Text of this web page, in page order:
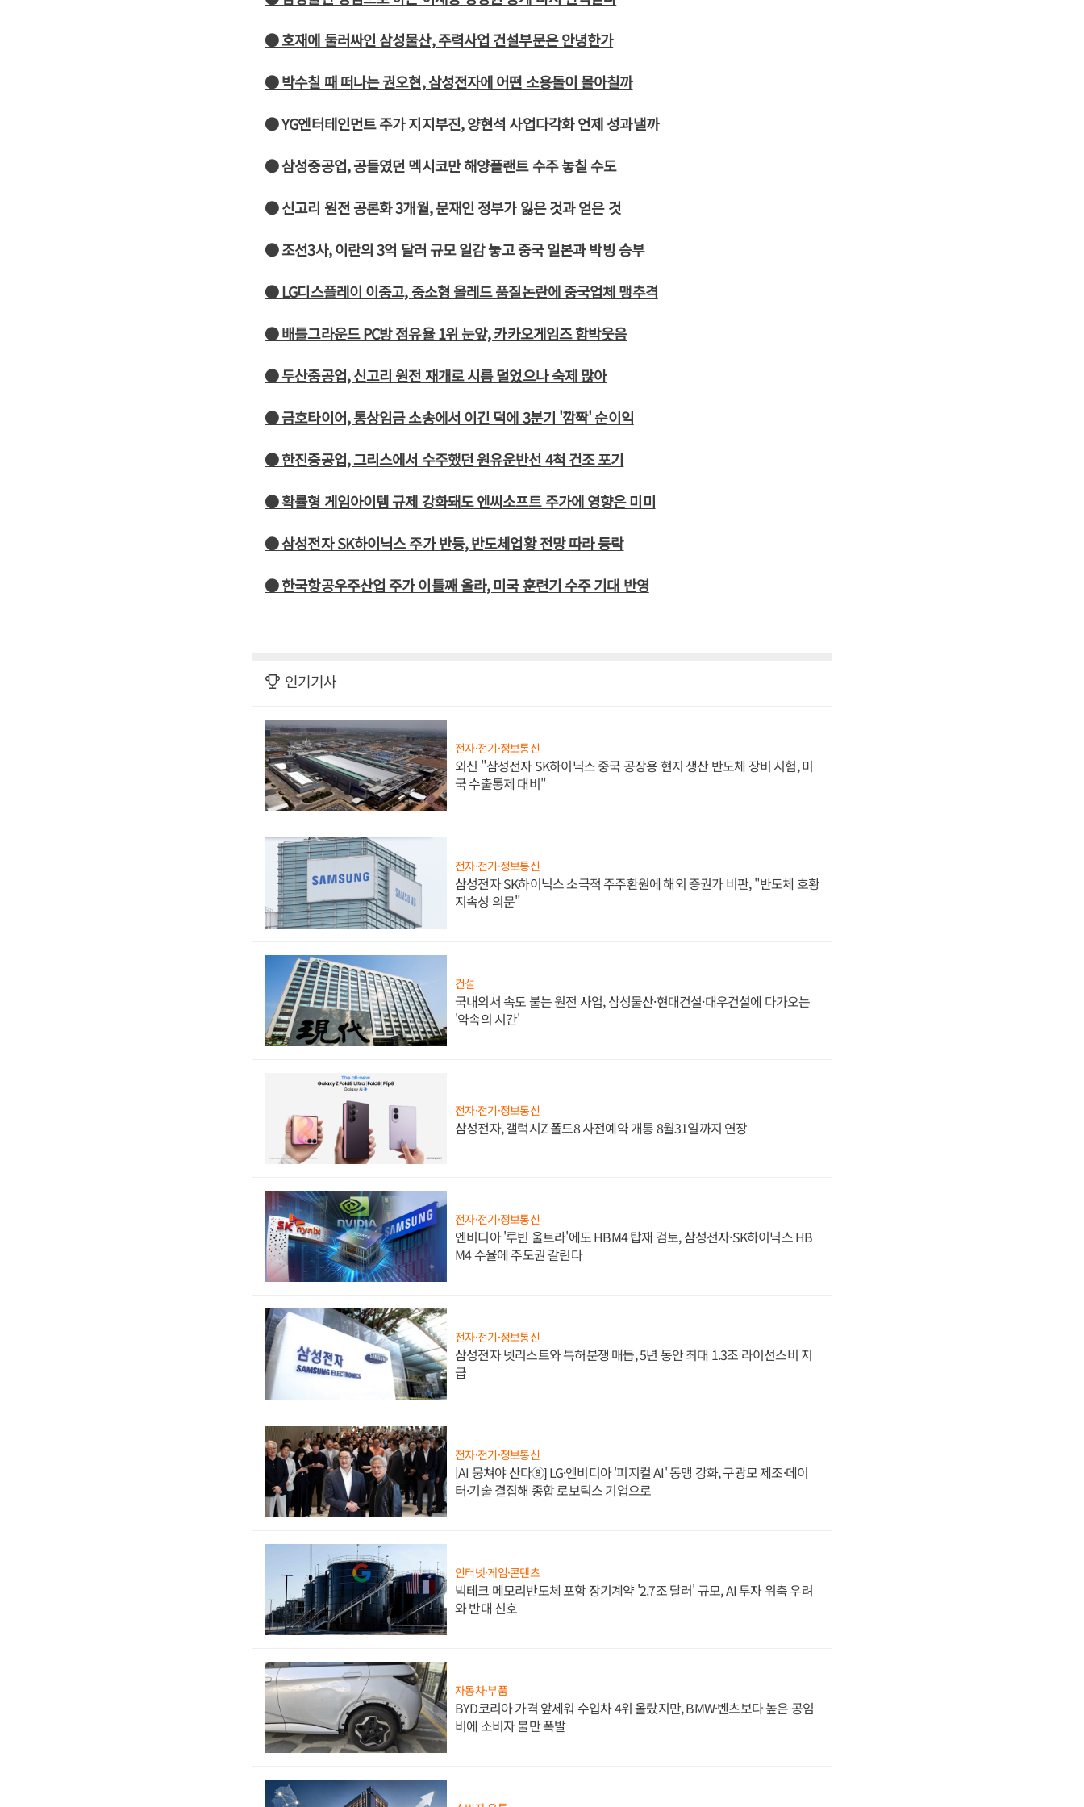
● 호재에 둘러싸인 삼성물산, 주력사업 건설부문은 안녕한가
● 박수칠 때 떠나는 권오현, 삼성전자에 어떤 소용돌이 몰아칠까
● YG엔터테인먼트 주가 지지부진, 양현석 사업다각화 언제 성과낼까
● 삼성중공업, 공들였던 멕시코만 해양플랜트 수주 놓칠 수도
● 신고리 원전 공론화 3개월, 문재인 정부가 잃은 것과 얻은 것
● 조선3사, 이란의 3억 달러 규모 일감 놓고 중국 일본과 박빙 승부
● LG디스플레이 이중고, 중소형 올레드 품질논란에 중국업체 맹추격
● 배틀그라운드 PC방 점유율 1위 눈앞, 카카오게임즈 함박웃음
● 두산중공업, 신고리 원전 재개로 시름 덜었으나 숙제 많아
● 금호타이어, 통상임금 소송에서 이긴 덕에 3분기 '깜짝' 순이익
● 한진중공업, 그리스에서 수주했던 원유운반선 4척 건조 포기
● 확률형 게임아이템 규제 강화돼도 엔씨소프트 주가에 영향은 미미
● 삼성전자 SK하이닉스 주가 반등, 반도체업황 전망 따라 등락
● 한국항공우주산업 주가 이틀째 올라, 미국 훈련기 수주 기대 반영
인기기사
전자·전기·정보통신
외신 "삼성전자 SK하이닉스 중국 공장용 현지 생산 반도체 장비 시험, 미
국 수출통제 대비"
전자·전기·정보통신
삼성전자 SK하이닉스 소극적 주주환원에 해외 증권가 비판, "반도체 호황
지속성 의문"
건설
국내외서 속도 붙는 원전 사업, 삼성물산·현대건설·대우건설에 다가오는
'약속의 시간'
전자·전기·정보통신
삼성전자, 갤럭시Z 폴드8 사전예약 개통 8월31일까지 연장
전자·전기·정보통신
엔비디아 '루빈 울트라'에도 HBM4 탑재 검토, 삼성전자·SK하이닉스 HB
M4 수율에 주도권 갈린다
전자·전기·정보통신
삼성전자 넷리스트와 특허분쟁 매듭, 5년 동안 최대 1.3조 라이선스비 지
급
전자·전기·정보통신
[AI 뭉쳐야 산다⑧] LG·엔비디아 '피지컬 AI' 동맹 강화, 구광모 제조·데이
터·기술 결집해 종합 로보틱스 기업으로
인터넷·게임·콘텐츠
빅테크 메모리반도체 포함 장기계약 '2.7조 달러' 규모, AI 투자 위축 우려
와 반대 신호
자동차·부품
BYD코리아 가격 앞세워 수입차 4위 올랐지만, BMW·벤츠보다 높은 공임
비에 소비자 불만 폭발